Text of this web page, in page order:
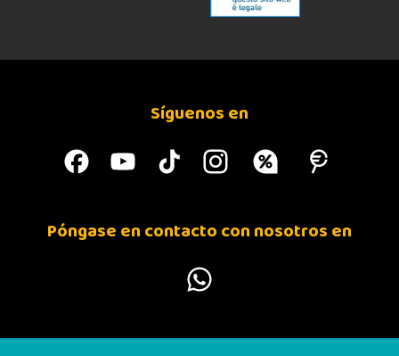
Síguenos en
Póngase en contacto con nosotros en